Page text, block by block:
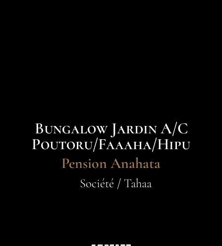
Bungalow Jardin A/C
Poutoru/Faaaha/Hipu
Pension Anahata
Société / Tahaa